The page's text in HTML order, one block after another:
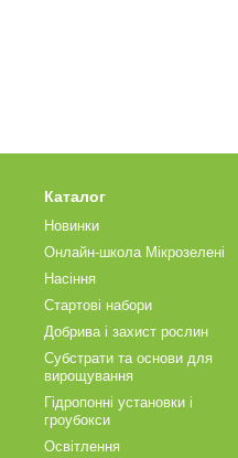
Каталог
Новинки
Онлайн-школа Мікрозелені
Насіння
Стартові набори
Добрива і захист рослин
Субстрати та основи для
вирощування
Гідропонні установки і
гроубокси
Освітлення